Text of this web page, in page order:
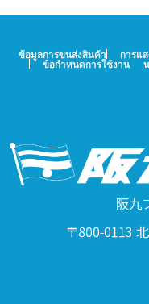
ข้อมูลการขนส่งสินค้า การแ
ข้อกำหนดการใช้งาน
阪九
〒800-0113